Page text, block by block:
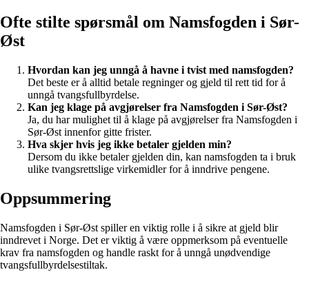
Ofte stilte spørsmål om Namsfogden i Sør-
Øst
Hvordan kan jeg unngå å havne i tvist med namsfogden?
Det beste er å alltid betale regninger og gjeld til rett tid for å
unngå tvangsfullbyrdelse.
Kan jeg klage på avgjørelser fra Namsfogden i Sør-Øst?
Ja, du har mulighet til å klage på avgjørelser fra Namsfogden i
Sør-Øst innenfor gitte frister.
Hva skjer hvis jeg ikke betaler gjelden min?
Dersom du ikke betaler gjelden din, kan namsfogden ta i bruk
ulike tvangsrettslige virkemidler for å inndrive pengene.
Oppsummering
Namsfogden i Sør-Øst spiller en viktig rolle i å sikre at gjeld blir
inndrevet i Norge. Det er viktig å være oppmerksom på eventuelle
krav fra namsfogden og handle raskt for å unngå unødvendige
tvangsfullbyrdelsestiltak.